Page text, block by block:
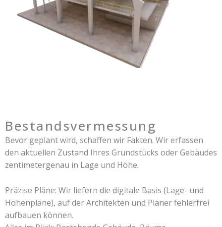
Bestandsvermessung
Bevor geplant wird, schaffen wir Fakten. Wir erfassen
den aktuellen Zustand Ihres Grundstücks oder Gebäudes
zentimetergenau in Lage und Höhe.
Präzise Pläne: Wir liefern die digitale Basis (Lage- und
Höhenpläne), auf der Architekten und Planer fehlerfrei
aufbauen können.